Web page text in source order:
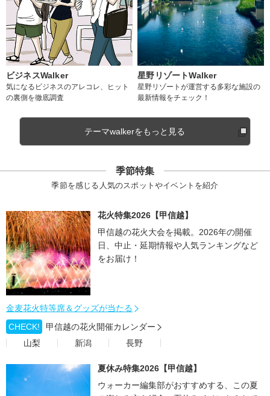
ビジネスWalker
気になるビジネスのアレコレ、ヒット
の裏側を徹底調査
星野リゾートWalker
星野リゾートが運営する多彩な施設の
最新情報をチェック！
テーマwalkerをもっと見る
季節特集
季節を感じる人気のスポットやイベントを紹介
花火特集2026【甲信越】
甲信越の花火大会を掲載。2026年の開催
日、中止・延期情報や人気ランキングなど
をお届け！
金麦花火特等席＆グッズが当たる
CHECK!
甲信越の花火開催カレンダー
山梨
新潟 長野
夏休み特集2026【甲信越】
ウォーカー編集部がおすすめする、この夏